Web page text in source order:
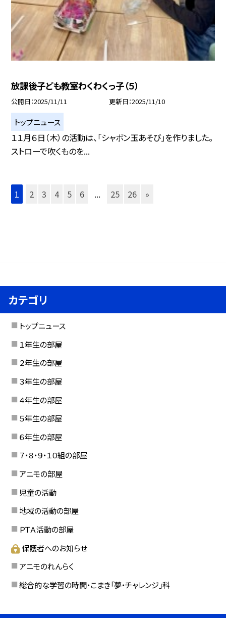
放課後子ども教室わくわくっ子（５）
公開日 2025/11/11 更新日 2025/11/10
トップニュース
１１月６日（木）の活動は、「シャボン玉あそび」を作りました。
ストローで吹くものを...
1 2 3 4 5 6 ... 25 26 »
カテゴリ
トップニュース
１年生の部屋
２年生の部屋
３年生の部屋
４年生の部屋
５年生の部屋
６年生の部屋
７・８・９・１０組の部屋
アニモの部屋
児童の活動
地域の活動の部屋
ＰＴＡ活動の部屋
保護者へのお知らせ
アニモのれんらく
総合的な学習の時間・こまき「夢・チャレンジ」科